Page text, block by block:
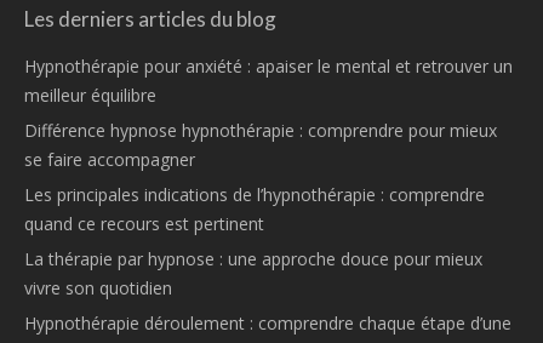
Les derniers articles du blog
Hypnothérapie pour anxiété : apaiser le mental et retrouver un
meilleur équilibre
Différence hypnose hypnothérapie : comprendre pour mieux
se faire accompagner
Les principales indications de l’hypnothérapie : comprendre
quand ce recours est pertinent
La thérapie par hypnose : une approche douce pour mieux
vivre son quotidien
Hypnothérapie déroulement : comprendre chaque étape d’une